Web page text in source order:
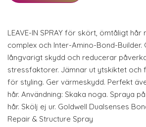
LEAVE-IN SPRAY för skört, ömtåligt
complex och Inter-Amino-Bond-
långvarigt skydd och reducerar
stressfaktorer. Jämnar ut ytskiktet och
för styling. Ger värmeskydd. Perfekt
hår. Användning: Skaka noga. Spraya
hår. Skölj ej ur. Goldwell Dualsenses
Repair & Structure Spray